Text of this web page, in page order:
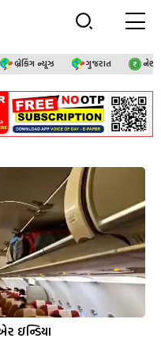
બ્રેકિંગ ન્યૂઝ ગુજરાત
ઇન્ડિયા